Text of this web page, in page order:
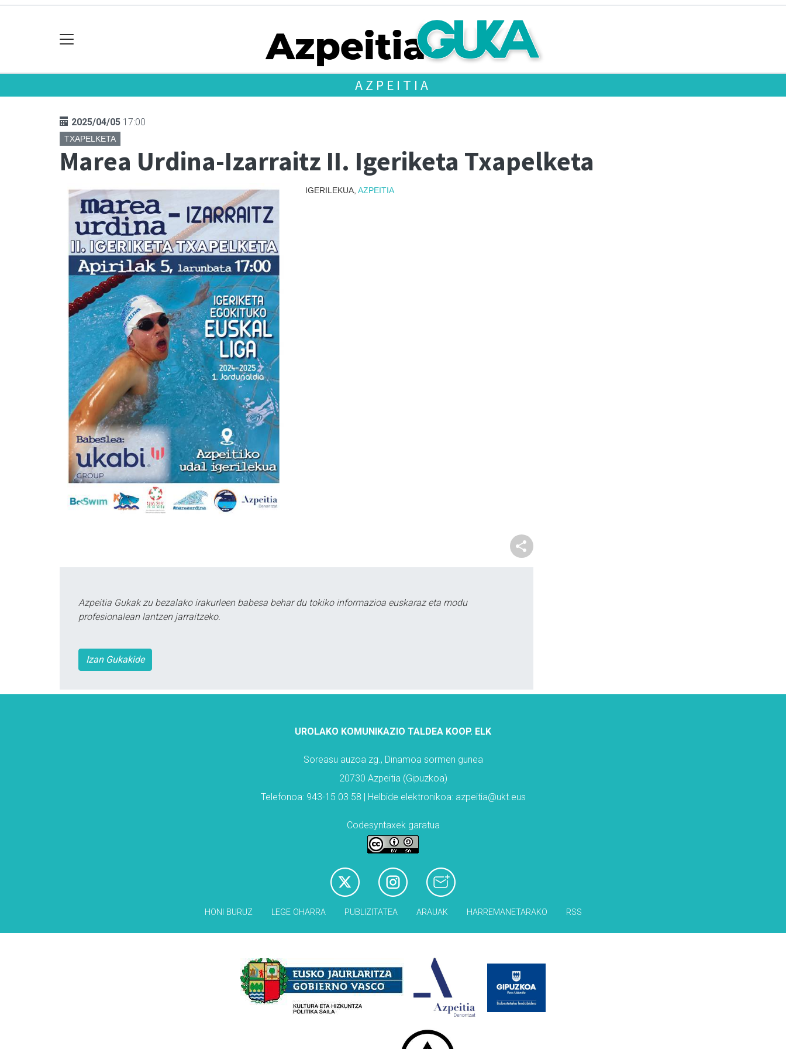
AZPEITIA
2025/04/05 17:00
TXAPELKETA
Marea Urdina-Izarraitz II. Igeriketa Txapelketa
IGERILEKUA, AZPEITIA
Azpeitia Gukak zu bezalako irakurleen babesa behar du tokiko informazioa euskaraz eta modu
profesionalean lantzen jarraitzeko.
Izan Gukakide
UROLAKO KOMUNIKAZIO TALDEA KOOP. ELK
Soreasu auzoa zg., Dinamoa sormen gunea
20730 Azpeitia (Gipuzkoa)
Telefonoa: 943-15 03 58 | Helbide elektronikoa: azpeitia@ukt.eus
Codesyntaxek garatua
HONI BURUZ LEGE OHARRA PUBLIZITATEA ARAUAK HARREMANETARAKO RSS